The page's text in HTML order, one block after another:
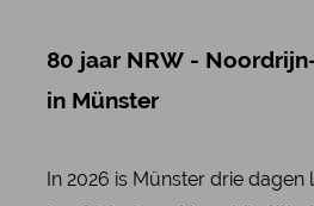
80 jaar NRW -
in Münster
In 2026 is Münster drie